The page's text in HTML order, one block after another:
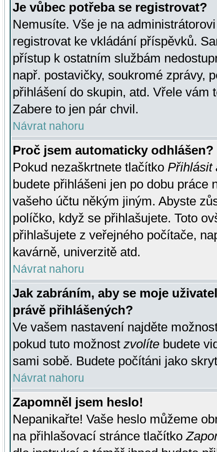
Je vůbec potřeba se registrovat?
Nemusíte. Vše je na
registrovat ke vkládání příspěvků.
přístup k ostatním službám
např. postavičky, soukromé zprávy,
přihlášení do skupin, atd. Vřele vám
Zabere to jen pár chvil.
Návrat nahoru
Proč jsem automaticky odhlášen?
Pokud nezaškrtnete tlačítko Přihlásit
budete přihlášeni jen po dobu práce
vašeho účtu někým jiným. Abyste
políčko, když se přihlašujete. Toto
přihlašujete z veřejného počítače,
kavárně, univerzitě atd.
Návrat nahoru
Jak zabráním, aby se moje
právě přihlášených?
Ve vašem nastavení najděte
pokud tuto možnost zvolíte budete
sami sobě. Budete počítáni jako
Návrat nahoru
Zapomněl jsem heslo!
Nepanikařte! Vaše heslo můžeme
na přihlašovací stránce tlačítko